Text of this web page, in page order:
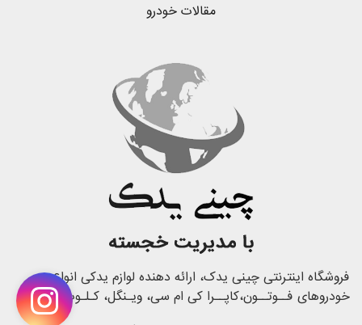
مقالات خودرو
فروشگاه اینترنتی چینی یدک، ارائه دهنده لوازم یدکی انواع
خودروهای فــوتــون،کاپــرا کی ام سی، ویـنگل، کـلـوت